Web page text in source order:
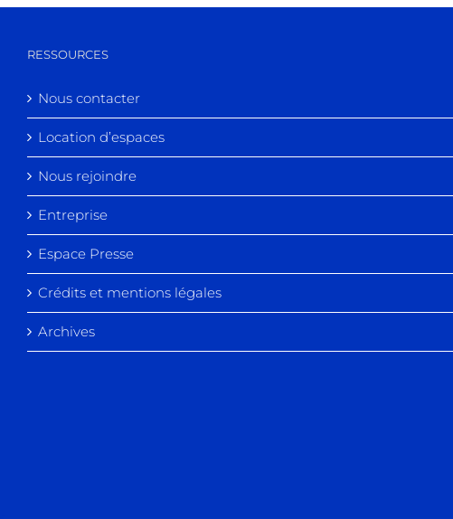
RESSOURCES
Nous contacter
Location d’espaces
Nous rejoindre
Entreprise
Espace Presse
Crédits et mentions légales
Archives